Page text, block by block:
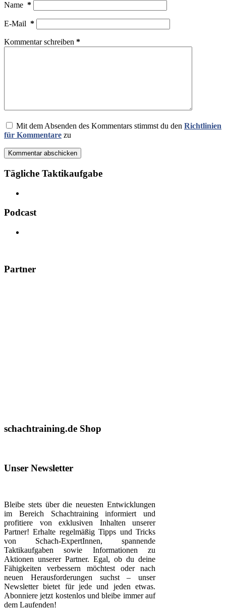
Name *
E-Mail *
Kommentar schreiben *
Mit dem Absenden des Kommentars stimmst du den Richtlinien
für Kommentare zu
Kommentar abschicken
Tägliche Taktikaufgabe
Podcast
Partner
schachtraining.de Shop
Unser Newsletter
Bleibe stets über die neuesten Entwicklungen
im Bereich Schachtraining informiert und
profitiere von exklusiven Inhalten unserer
Partner! Erhalte regelmäßig Tipps und Tricks
von Schach-ExpertInnen, spannende
Taktikaufgaben sowie Informationen zu
Aktionen unserer Partner. Egal, ob du deine
Fähigkeiten verbessern möchtest oder nach
neuen Herausforderungen suchst – unser
Newsletter bietet für jede und jeden etwas.
Abonniere jetzt kostenlos und bleibe immer auf
dem Laufenden!